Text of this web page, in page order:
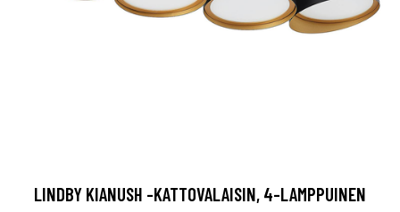
LINDBY KIANUSH -KATTOVALAISIN, 4-LAMPPUINEN